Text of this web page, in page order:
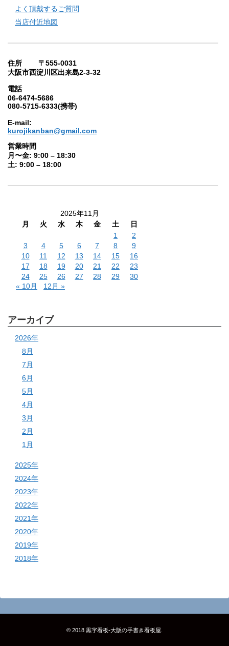
よく頂戴するご質問
当店付近地図
住所 〒555-0031
大阪市西淀川区出来島2-3-32
電話
06-6474-5686
080-5715-6333(携帯)
E-mail:
kurojikanban@gmail.com
営業時間
月〜金: 9:00 – 18:30
土: 9:00 – 18:00
2025年11月
月
火 水 木 金 土
日
1
2
3
4 5 6 7 8
9
10
11 12 13 14 15
16
17
18 19 20 21 22
23
24
25 26 27 28 29
30
« 10月
12月 »
アーカイブ
2026年
8月
7月
6月
5月
4月
3月
2月
1月
2025年
2024年
2023年
2022年
2021年
2020年
2019年
2018年
© 2018 黒字看板‐大阪の手書き看板屋